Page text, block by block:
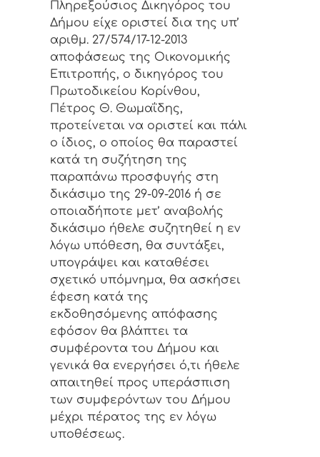
Πληρεξούσιος Δικηγόρος του
Δήμου είχε οριστεί δια της υπ’
αριθμ. 27/574/17-12-2013
αποφάσεως της Οικονομικής
Επιτροπής, ο δικηγόρος του
Πρωτοδικείου Κορίνθου,
Πέτρος Θ. Θωμαΐδης,
προτείνεται να οριστεί και πάλι
ο ίδιος, ο οποίος θα παραστεί
κατά τη συζήτηση της
παραπάνω προσφυγής στη
δικάσιμο της 29-09-2016 ή σε
οποιαδήποτε μετ’ αναβολής
δικάσιμο ήθελε συζητηθεί η εν
λόγω υπόθεση, θα συντάξει,
υπογράψει και καταθέσει
σχετικό υπόμνημα, θα ασκήσει
έφεση κατά της
εκδοθησόμενης απόφασης
εφόσον θα βλάπτει τα
συμφέροντα του Δήμου και
γενικά θα ενεργήσει ό,τι ήθελε
απαιτηθεί προς υπεράσπιση
των συμφερόντων του Δήμου
μέχρι πέρατος της εν λόγω
υποθέσεως.